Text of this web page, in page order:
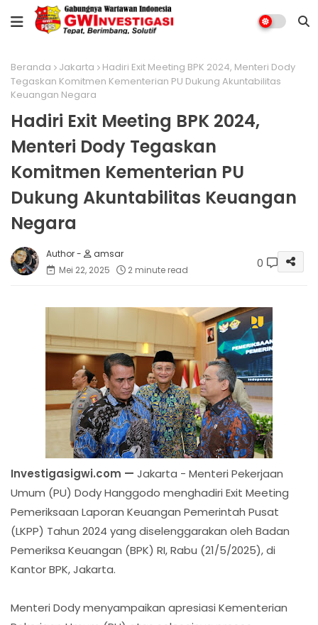
Beranda Jakarta
Hadiri Exit Meeting BPK 2024, Menteri Dody
Tegaskan Komitmen Kementerian PU Dukung Akuntabilitas
Keuangan Negara
Hadiri Exit Meeting BPK 2024,
Menteri Dody Tegaskan
Komitmen Kementerian PU
Dukung Akuntabilitas Keuangan
Negara
amsar
Mei 22, 2025
2 minute read 0
Investigasigwi.com — Jakarta - Menteri Pekerjaan
Umum (PU) Dody Hanggodo menghadiri Exit Meeting
Pemeriksaan Laporan Keuangan Pemerintah Pusat
(LKPP) Tahun 2024 yang diselenggarakan oleh Badan
Pemeriksa Keuangan (BPK) RI, Rabu (21/5/2025), di
Kantor BPK, Jakarta.
Menteri Dody menyampaikan apresiasi Kementerian